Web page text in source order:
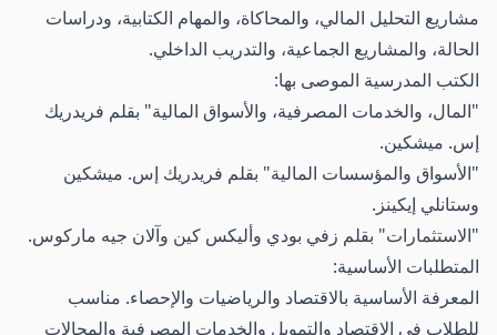
مشاريع التحليل المالي، والمحاكاة، والمهام الكتابية، ودراسات
الحالة، والمشاريع الجماعية، والتدريب الداخلي.
الكتب المدرسية الموصى بها:
"المال، والخدمات المصرفية، والأسواق المالية" بقلم فريدريك
إس. ميشكين.
"الأسواق والمؤسسات المالية" بقلم فريدريك إس. ميشكين
وستانلي إيكينز.
"الاستثمارات" بقلم زفي بودي وأليكس كين وآلان جيه ماركوس.
المتطلبات الأساسية:
المعرفة الأساسية بالاقتصاد والرياضيات والإحصاء. مناسب
للطلاب في الاقتصاد والتمويل والخدمات المصرفية والمجالات